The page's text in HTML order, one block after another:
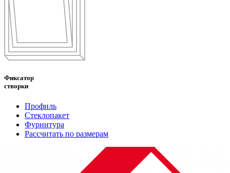
Фиксатор
створки
Профиль
Стеклопакет
Фурнитура
Рассчитать по размерам